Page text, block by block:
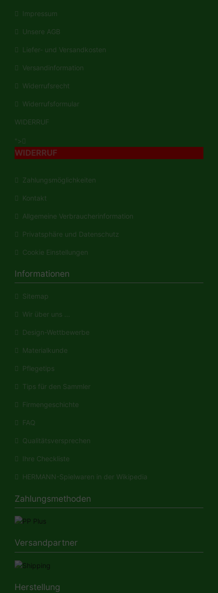
Impressum
Unsere AGB
Liefer- und Versandkosten
Versandinformation
Widerrufsrecht
Widerrufsformular
WIDERRUF
">
WIDERRUF
Zahlungsmöglichkeiten
Kontakt
Allgemeine Verbraucherinformation
Privatsphäre und Datenschutz
Cookie Einstellungen
Informationen
Sitemap
Wir über uns ...
Design-Wettbewerbe
Materialkunde
Pflegetips
Tips für den Sammler
Firmengeschichte
FAQ
Qualitätsversprechen
Ihre Checkliste
HERMANN-Spielwaren in der Wikipedia
Zahlungsmethoden
Versandpartner
Herstellung